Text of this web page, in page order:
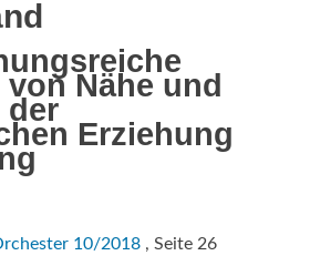
Nähe und
der
Erziehung
10/2018 , Seite 26